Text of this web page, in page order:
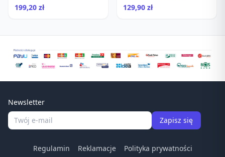
#3000
199,20 zł
Combination Stone
129,90 zł
Newsletter
Zapisz się
Regulamin Reklamacje
Polityka prywatności